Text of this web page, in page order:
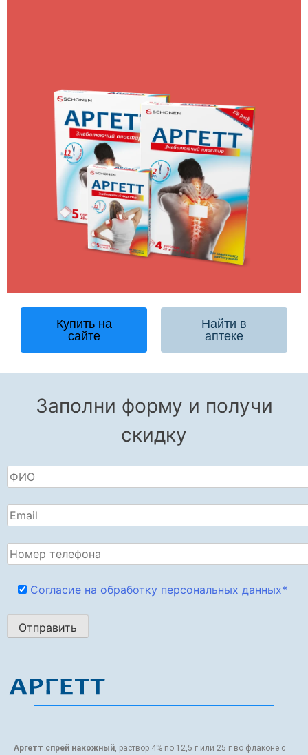
Где можно найти
Аргетт пластырь?
Купить на
сайте
Найти в
аптеке
Заполни форму и получи
скидку
Согласие на обработку персональных данных*
Аргетт спрей накожный, раствор 4% по 12,5 г или 25 г во флаконе с